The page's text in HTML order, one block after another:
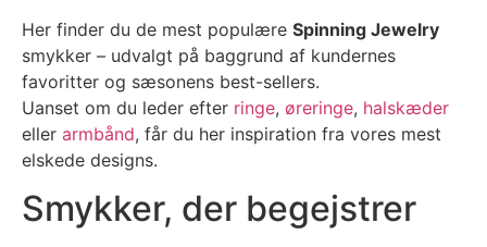
Her finder du de mest populære Spinning Jewelry
smykker – udvalgt på baggrund af kundernes
favoritter og sæsonens best-sellers.
Uanset om du leder efter ringe, øreringe, halskæder
eller armbånd, får du her inspiration fra vores mest
elskede designs.
Smykker, der begejstrer